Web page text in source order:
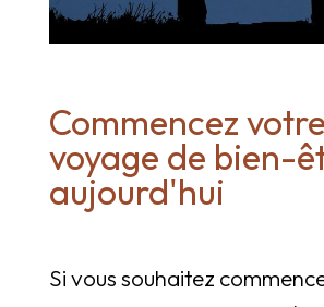
Commencez votre
voyage de bien-
aujourd'hui
Si vous souhaitez